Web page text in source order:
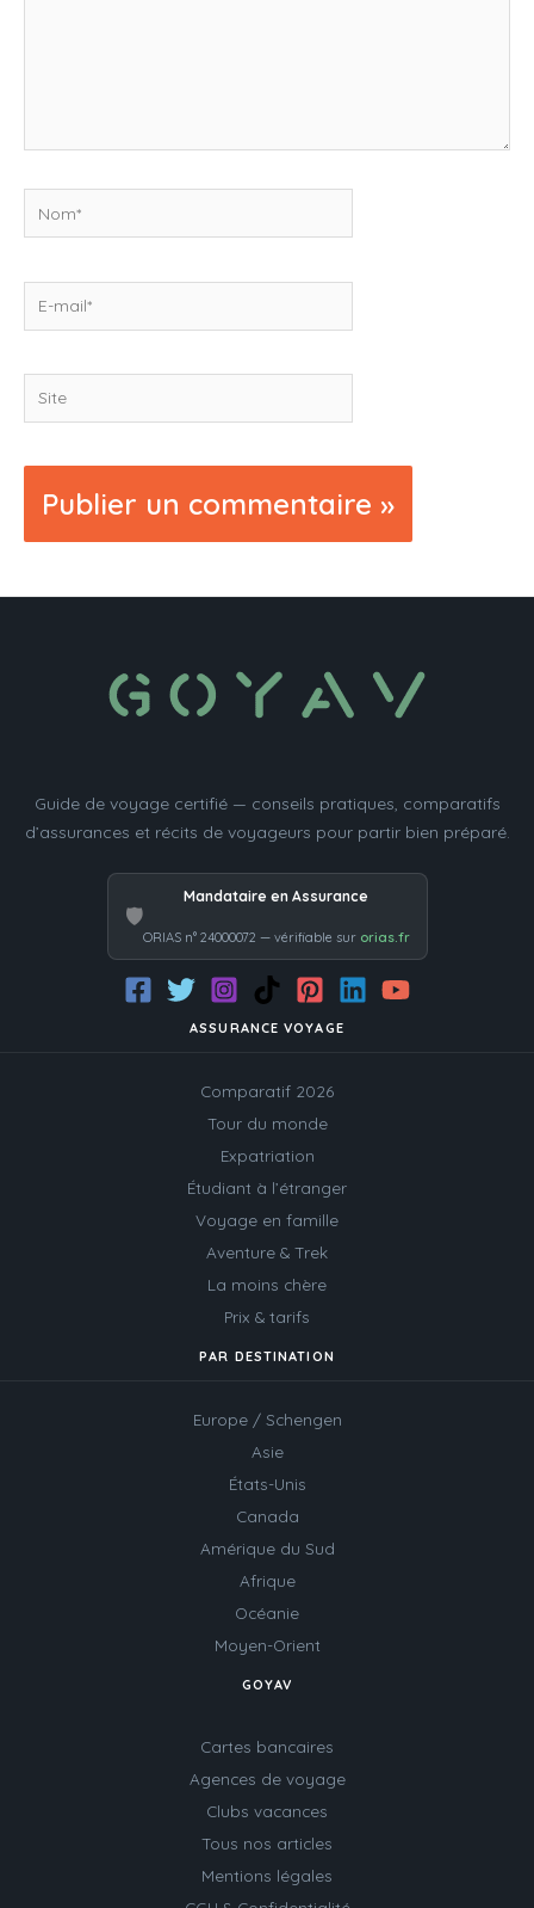
Nom*
mail*
Site
Guide de voyage certifié — conseils pratiques, comparatifs
d’assurances et récits de voyageurs pour partir bien préparé.
🛡️
Mandataire en Assurance
ORIAS n° 24000072 — vérifiable sur orias.fr
ASSURANCE VOYAGE
Comparatif 2026
Tour du monde
Expatriation
Étudiant à l’étranger
Voyage en famille
Aventure & Trek
La moins chère
Prix & tarifs
PAR DESTINATION
Europe / Schengen
Asie
États-Unis
Canada
Amérique du Sud
Afrique
Océanie
Moyen-Orient
GOYAV
Cartes bancaires
Agences de voyage
Clubs vacances
Tous nos articles
Mentions légales